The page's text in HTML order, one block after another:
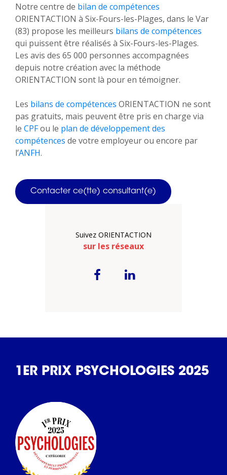
Notre centre de bilan de compétences
ORIENTACTION à Six-Fours-les-Plages, dans le Var
(83) propose les meilleurs bilans de compétences
qui puissent être réalisés à Six-Fours-les-Plages.
Les avis des 65 000 personnes accompagnées
depuis notre création avec la méthode
ORIENTACTION sont là pour en témoigner.
Les bilans de compétences ORIENTACTION ne sont
pas gratuits, mais peuvent être pris en charge via
le CPFou le plan de développement des
compétences de votre employeur ou encore par
l’ANFH.
Contacter ce(tte) consultant(e)
Suivez ORIENTACTION
sur les réseaux
1ER PRIX PSYCHOLOGIES 2025